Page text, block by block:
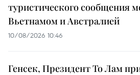
туристического сообщения
Вьетнамом и Австралией
10/08/2026 10:46
Генсек, Президент То Лам